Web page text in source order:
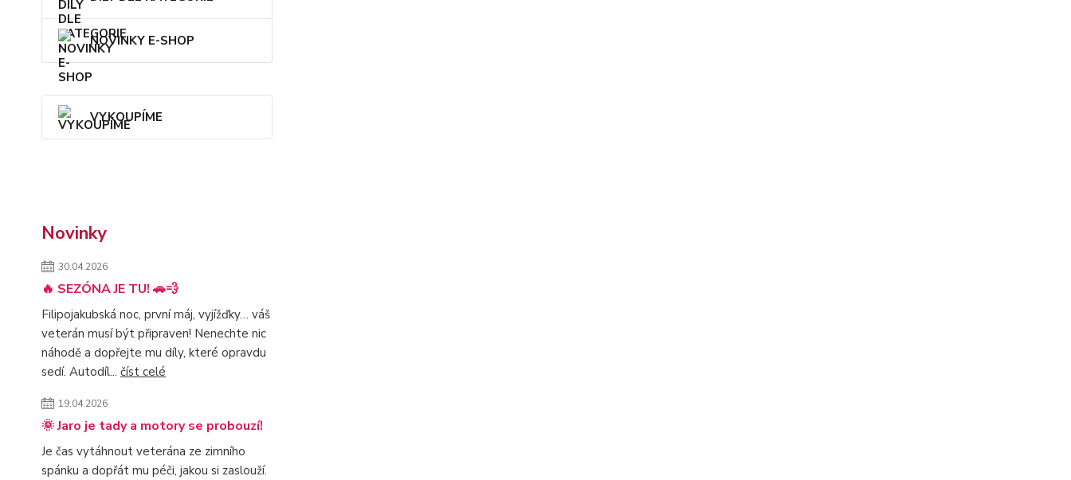
NOVINKY E-SHOP
VYKOUPÍME
Novinky
30.04.2026
🔥 SEZÓNA JE TU! 🚗💨
Filipojakubská noc, první máj, vyjížďky… váš
veterán musí být připraven! Nenechte nic
náhodě a dopřejte mu díly, které opravdu
sedí. Autodíl... číst celé
19.04.2026
🌞 Jaro je tady a motory se probouzí!
Je čas vytáhnout veterána ze zimního
spánku a dopřát mu péči, jakou si zaslouží.